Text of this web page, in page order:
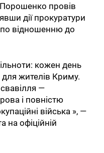
провів
дії прокуратури
по відношенню до
кожен день
для жителів Криму.
—
і повністю
війська », —
на офіційній